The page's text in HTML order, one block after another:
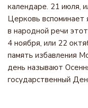
календаре. 21 июля,
Церковь вспоминает
в народной речи
4 ноября, или 22
память избавления
день называют
государственный